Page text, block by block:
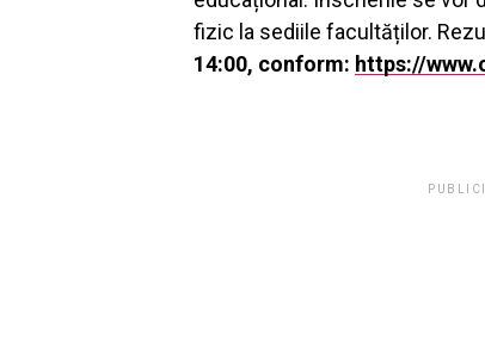
fizic la sediile facultăților.
14:00, conform: https://